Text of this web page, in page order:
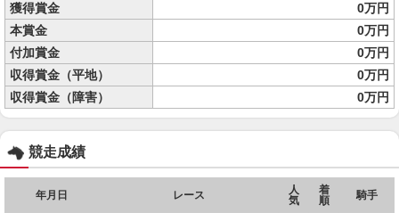
獲得賞金
0万円
本賞金
0万円
付加賞金
0万円
収得賞金（平地）
0万円
収得賞金（障害）
0万円
競走成績
年月日 レース
人
気
着
順
騎手